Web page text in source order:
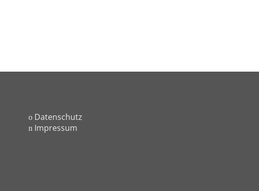
Datenschutz
Impressum